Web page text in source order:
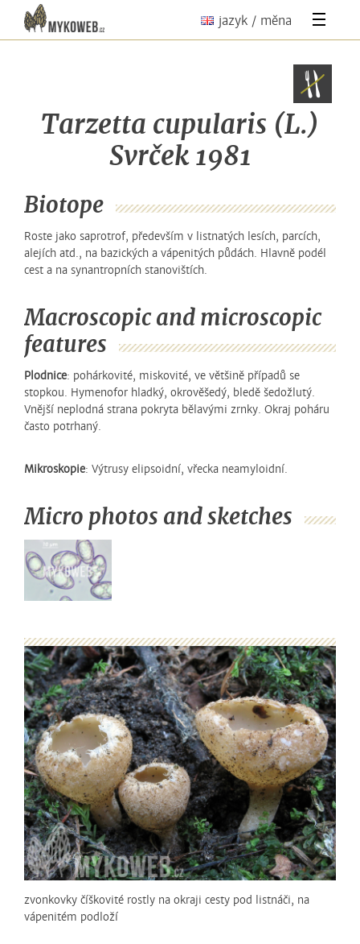
jazyk / měna
Tarzetta cupularis (L.)
Svrček 1981
Biotope
Roste jako saprotrof, především v listnatých lesích, parcích,
alejích atd., na bazických a vápenitých půdách. Hlavně podél
cest a na synantropních stanovištích.
Macroscopic and microscopic
features
Plodnice: pohárkovité, miskovité, ve většině případů se
stopkou. Hymenofor hladký, okrověšedý, bledě šedožlutý.
Vnější neplodná strana pokryta bělavými zrnky. Okraj poháru
často potrhaný.
Mikroskopie: Výtrusy elipsoidní, vřecka neamyloidní.
Micro photos and sketches
zvonkovky číškovité rostly na okraji cesty pod listnáči, na
vápenitém podloží